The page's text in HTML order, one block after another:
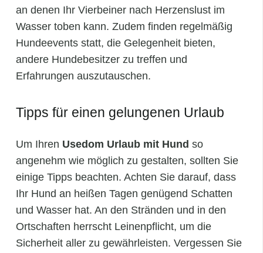
an denen Ihr Vierbeiner nach Herzenslust im
Wasser toben kann. Zudem finden regelmäßig
Hundeevents statt, die Gelegenheit bieten,
andere Hundebesitzer zu treffen und
Erfahrungen auszutauschen.
Tipps für einen gelungenen Urlaub
Um Ihren Usedom Urlaub mit Hund so
angenehm wie möglich zu gestalten, sollten Sie
einige Tipps beachten. Achten Sie darauf, dass
Ihr Hund an heißen Tagen genügend Schatten
und Wasser hat. An den Stränden und in den
Ortschaften herrscht Leinenpflicht, um die
Sicherheit aller zu gewährleisten. Vergessen Sie